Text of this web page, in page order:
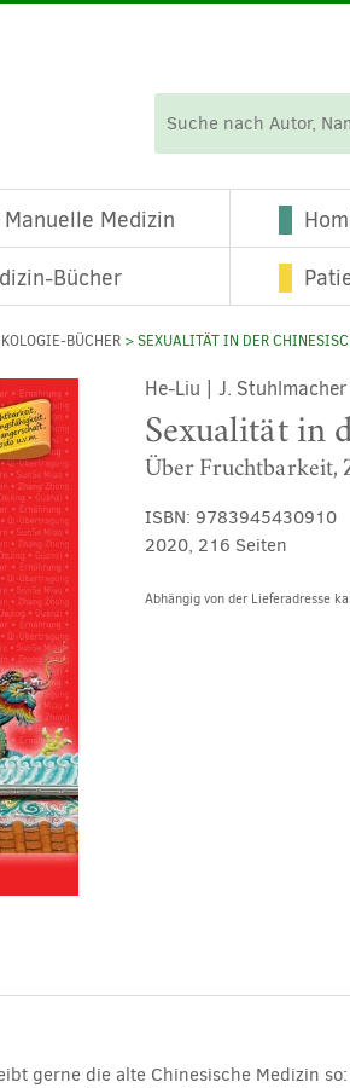
Medizin
Bücher
BÜCHER > SEXUALITÄT IN DER
He-Liu J. Stuhlmacher
Sexualität in
Über Fruchtbarkeit,
ISBN: 9783945430910
2020, 216 Seiten
Abhängig von der Lieferadresse
gerne die alte Chinesische Medizin